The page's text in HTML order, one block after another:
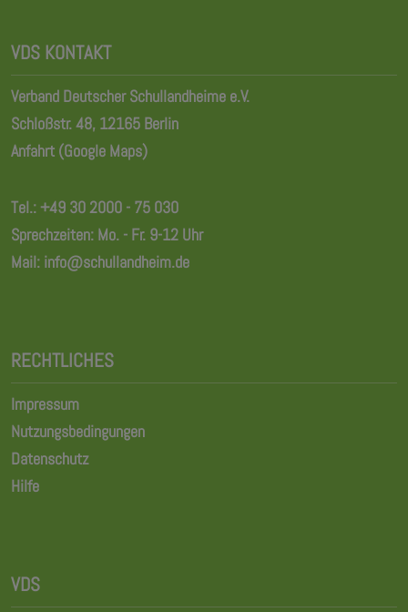
VDS KONTAKT
Verband Deutscher Schullandheime e.V.
Schloßstr. 48, 12165 Berlin
Anfahrt (Google Maps)
Tel.:+49 30 2000 - 75 030
Sprechzeiten: Mo. - Fr. 9-12 Uhr
Mail: info@schullandheim.de
RECHTLICHES
Impressum
Nutzungsbedingungen
Datenschutz
Hilfe
VDS